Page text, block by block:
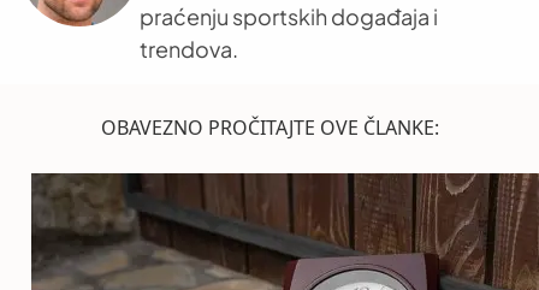
praćenju sportskih događaja i
trendova.
OBAVEZNO PROČITAJTE OVE ČLANKE: